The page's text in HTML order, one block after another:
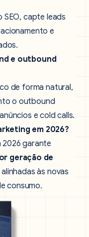
capte leads
e
e outbound
de forma natural,
o outbound
e cold calls.
em 2026?
2026 garante
geração de
às novas
consumo.